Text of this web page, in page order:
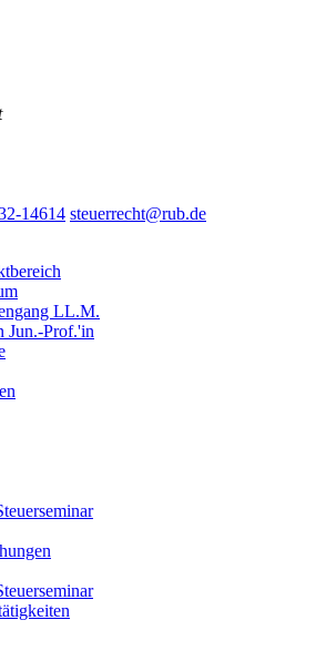
14614 steuerrecht@rub.de
LL.M.
Jun.-Prof.'in